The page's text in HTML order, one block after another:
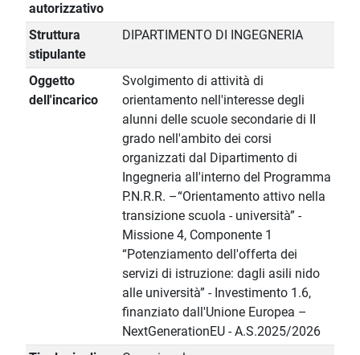
autorizzativo
Struttura
stipulante
DIPARTIMENTO DI INGEGNERIA
Oggetto
dell'incarico
Svolgimento di attività di
orientamento nell'interesse degli
alunni delle scuole secondarie di II
grado nell'ambito dei corsi
organizzati dal Dipartimento di
Ingegneria all'interno del Programma
P.N.R.R. –“Orientamento attivo nella
transizione scuola - università” -
Missione 4, Componente 1
“Potenziamento dell'offerta dei
servizi di istruzione: dagli asili nido
alle università” - Investimento 1.6,
finanziato dall'Unione Europea –
NextGenerationEU - A.S.2025/2026